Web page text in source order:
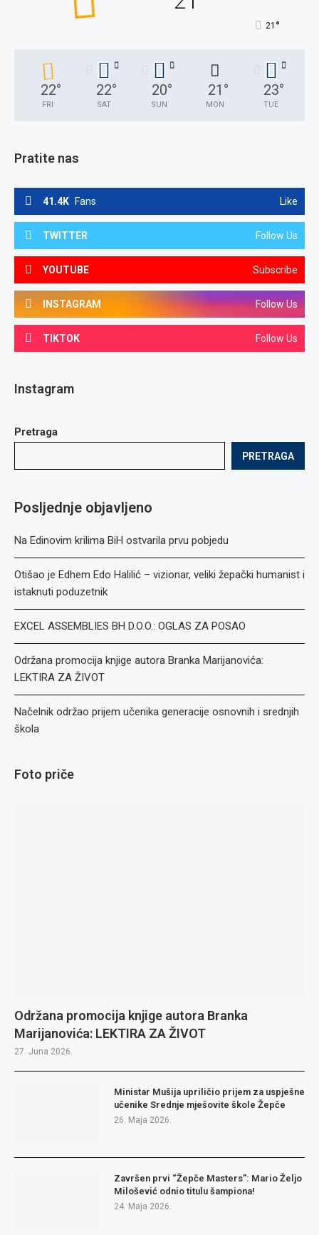
21 °
22°
FRI
22°
SAT
20°
SUN
21 °
MON
23°
TUE
Pratite nas
41.4K Fans Like
TWITTER Follow Us
YOUTUBE Subscribe
INSTAGRAM Follow Us
TIKTOK Follow Us
Instagram
Pretraga
PRETRAGA
Posljednje objavljeno
Na Edinovim krilima BiH ostvarila prvu pobjedu
Otišao je Edhem Edo Halilić – vizionar, veliki žepački humanist i
istaknuti poduzetnik
EXCEL ASSEMBLIES BH D.O.O.: OGLAS ZA POSAO
Održana promocija knjige autora Branka Marijanovića:
LEKTIRA ZA ŽIVOT
Načelnik održao prijem učenika generacije osnovnih i srednjih
škola
Foto priče
Održana promocija knjige autora Branka
Marijanovića: LEKTIRA ZA ŽIVOT
27. Juna 2026.
Ministar Mušija upriličio prijem za uspješne
učenike Srednje mješovite škole Žepče
26. Maja 2026.
Završen prvi “Žepče Masters”: Mario Željo
Milošević odnio titulu šampiona!
24. Maja 2026.